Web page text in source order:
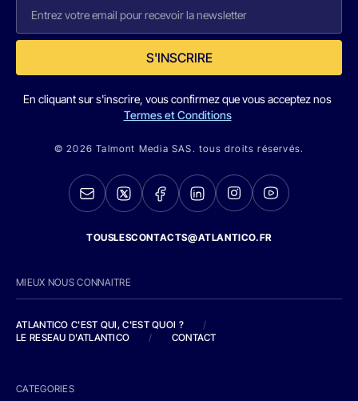
S'INSCRIRE
En cliquant sur s'inscrire, vous confirmez que vous acceptez nos
Termes et Conditions
© 2026 Talmont Media SAS. tous droits réservés.
TOUSLESCONTACTS@ATLANTICO.FR
MIEUX NOUS CONNAITRE
ATLANTICO C'EST QUI, C'EST QUOI ?
/
LE RESEAU D'ATLANTICO
/ CONTACT
CATEGORIES